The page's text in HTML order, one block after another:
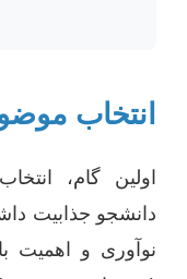
انتخاب
اولین گام،
دانشجو جذابیت
نوآوری و اهمیت